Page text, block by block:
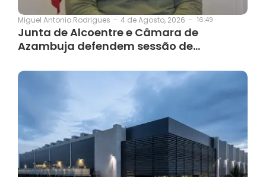
Miguel Antonio Rodrigues - 4 de Agosto, 2026 - 16:49
Junta de Alcoentre e Câmara de
Azambuja defendem sessão de…